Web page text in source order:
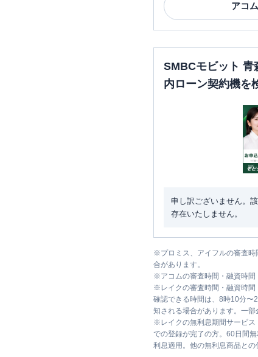
アコム
SMBCモビット 青
内ローン契約機を
申し訳ございません。
存在いたしません。
※プロミス、アイフルの審査
合があります。
※アコムの審査時間・融資時
※ レイクの審査時間・融資時
確認できる時間は、8時10分〜
知される場合があります。一部
※ レイクの無利息期間サービ
での登録が完了の方。60日間
利息適用。他の無利息商品との